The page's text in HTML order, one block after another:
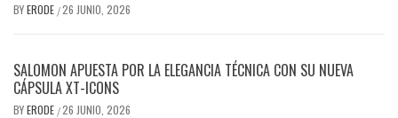
BYERODE /26 JUNIO, 2026
SALOMON APUESTA POR LA ELEGANCIA TÉCNICA CON SU NUEVA
CÁPSULA XT-ICONS
BYERODE /26 JUNIO, 2026